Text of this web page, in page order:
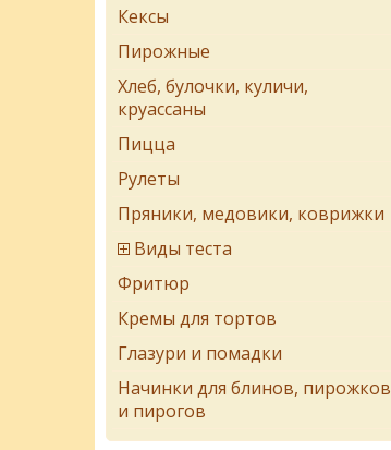
Кексы
Пирожные
Хлеб, булочки, куличи,
круассаны
Пицца
Рулеты
Пряники, медовики, коврижки
Виды теста
Фритюр
Кремы для тортов
Глазури и помадки
Начинки для блинов, пирожков
и пирогов